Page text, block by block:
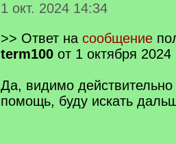
1 окт. 2024 14:34
>> Ответ на сообщение
term100 от 1 октября 2024
Да, видимо действительно
помощь, буду искать